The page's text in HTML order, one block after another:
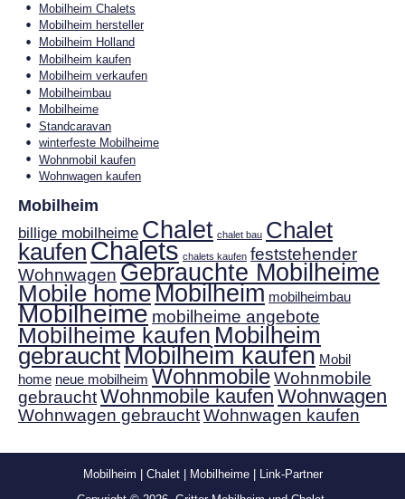
Mobilheim Chalets
Mobilheim hersteller
Mobilheim Holland
Mobilheim kaufen
Mobilheim verkaufen
Mobilheimbau
Mobilheime
Standcaravan
winterfeste Mobilheime
Wohnmobil kaufen
Wohnwagen kaufen
Mobilheim
billige mobilheime Chalet chalet bau Chalet
kaufenChalets chalets kaufen feststehender
Wohnwagen Gebrauchte Mobilheime
Mobile homeMobilheim mobilheimbau
Mobilheime mobilheime angebote
Mobilheime kaufen Mobilheim
gebrauchtMobilheim kaufen Mobil
home neue mobilheim WohnmobileWohnmobile
gebrauchtWohnmobile kaufen Wohnwagen
Wohnwagen gebrauchtWohnwagen kaufen
Mobilheim Chalet| Mobilheime|
Link-Partner